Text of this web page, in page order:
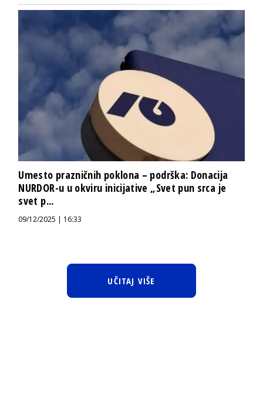
Umesto prazničnih poklona – podrška: Donacija
NURDOR-u u okviru inicijative „Svet pun srca je
svet p...
09/12/2025 | 16:33
UČITAJ VIŠE